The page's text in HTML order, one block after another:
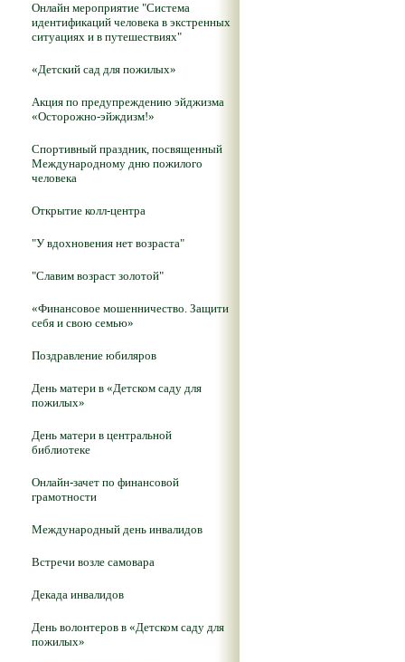
Онлайн мероприятие "Система
идентификаций человека в экстренных
ситуациях и в путешествиях"
«Детский сад для пожилых»
Акция по предупреждению эйджизма
«Осторожно-эйждизм!»
Спортивный праздник, посвященный
Международному дню пожилого
человека
Открытие колл-центра
"У вдохновения нет возраста"
"Славим возраст золотой"
«Финансовое мошенничество. Защити
себя и свою семью»
Поздравление юбиляров
День матери в «Детском саду для
пожилых»
День матери в центральной
библиотеке
Онлайн-зачет по финансовой
грамотности
Международный день инвалидов
Встречи возле самовара
Декада инвалидов
День волонтеров в «Детском саду для
пожилых»